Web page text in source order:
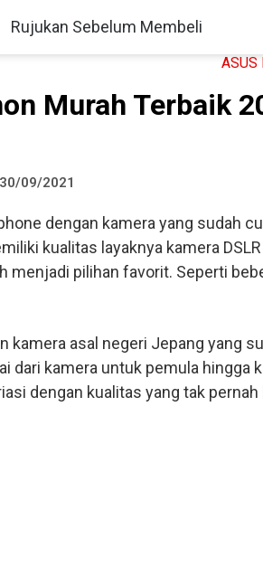
Rujukan Sebelum Membeli
Murah Terbaik
30/09/2021
dengan kamera yang sudah
kualitas layaknya kamera
menjadi pilihan favorit. Seperti
kamera asal negeri Jepang yang
dari kamera untuk pemula hingga
dengan kualitas yang tak pernah